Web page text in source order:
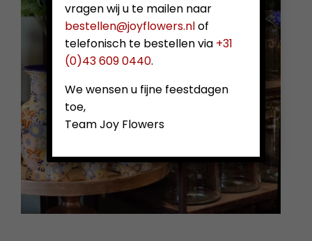
vragen wij u te mailen naar
bestellen@joyflowers.nlof
telefonisch te bestellen via +31
(0)43 609 0440.
We wensen u fijne feestdagen
toe,
Team Joy Flowers